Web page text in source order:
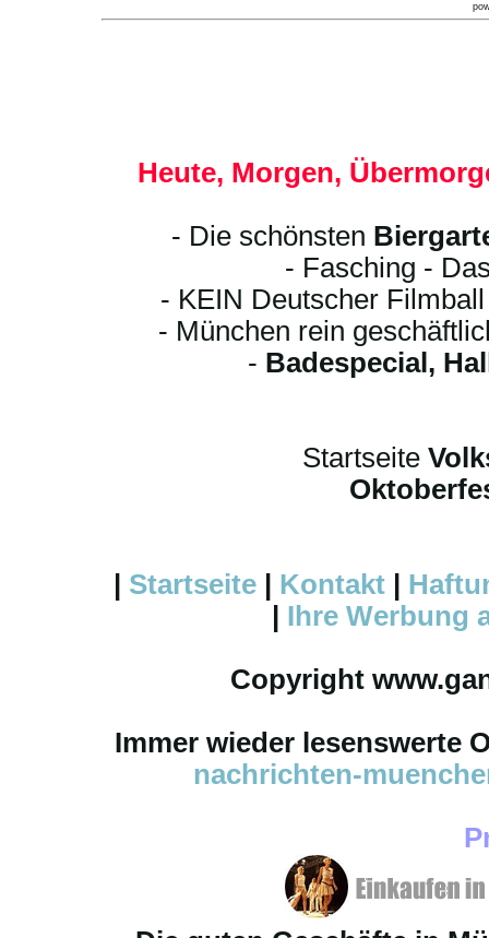
Heute, Morgen,
- Die schönsten
- Fasching -
- KEIN Deutscher
- München rein
- Badespecial,
Startseite
Startseite Kontakt
Ihre Werbung
Copyright
Immer wieder lesenswerte
nachrichten-